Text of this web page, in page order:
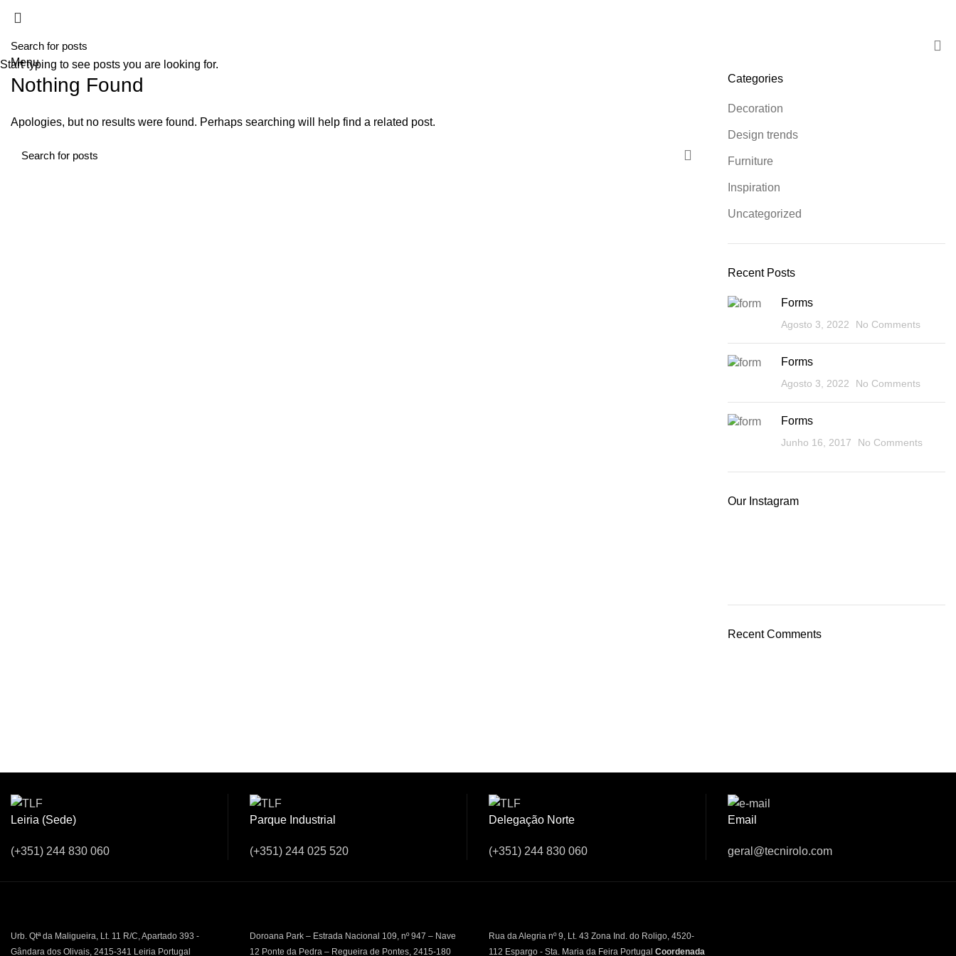
Menu
Nothing Found
Apologies, but no results were found. Perhaps searching will help find a related post.
Categories
Decoration
Design trends
Furniture
Inspiration
Uncategorized
Recent Posts
Forms
Agosto 3, 2022 No Comments
Forms
Agosto 3, 2022 No Comments
Forms
Junho 16, 2017 No Comments
Our Instagram
Recent Comments
Leiria (Sede)
(+351) 244 830 060
Parque Industrial
(+351) 244 025 520
Delegação Norte
(+351) 244 830 060
Email
geral@tecnirolo.com
Urb. Qtª da Maligueira, Lt. 11 R/C, Apartado 393 -
Gândara dos Olivais, 2415-341 Leiria Portugal
Doroana Park – Estrada Nacional 109, nº 947 – Nave
12 Ponte da Pedra – Regueira de Pontes, 2415-180
Rua da Alegria nº 9, Lt. 43 Zona Ind. do Roligo, 4520-
112 Espargo - Sta. Maria da Feira Portugal Coordenada
Start typing to see posts you are looking for.